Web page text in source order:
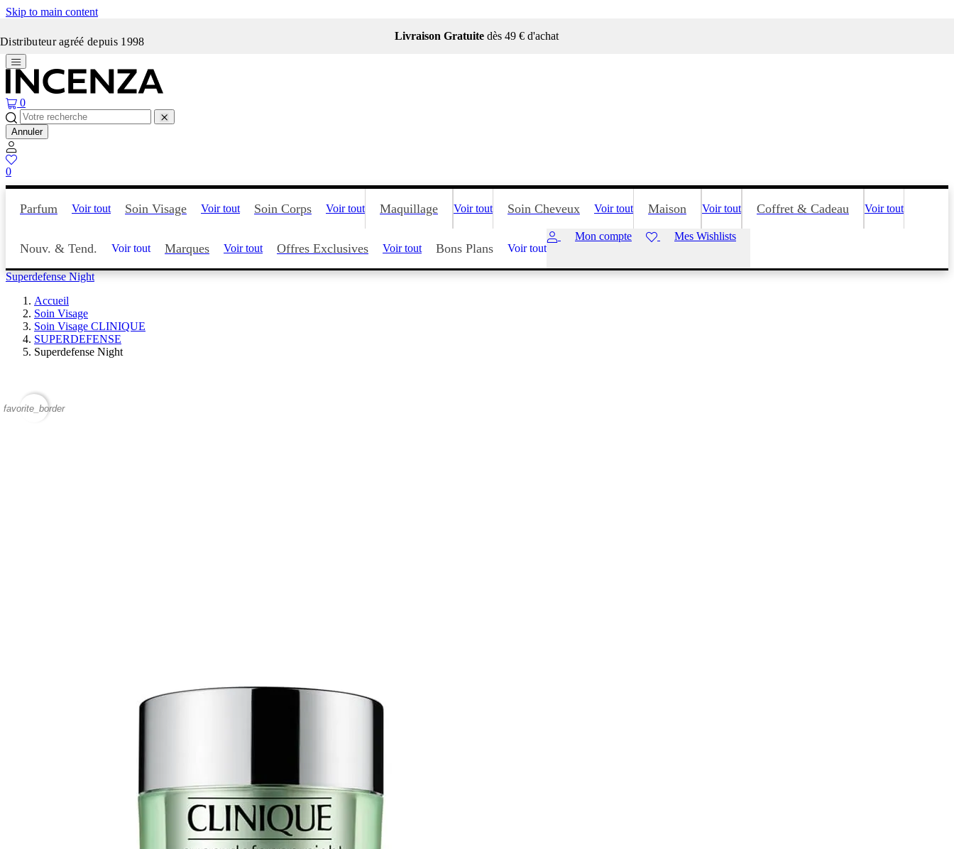
Skip to main content
Distributeur agréé depuis 1998Incenza fait peau neuve Livraison Gratuitedès 49 € d'achat
0
Annuler
0
Parfum Voir tout Soin Visage Voir tout Soin Corps Voir tout Maquillage Voir tout Soin Cheveux Voir tout Maison Voir tout Coffret & Cadeau Voir tout
Nouv. & Tend. Voir tout Marques Voir tout Offres Exclusives Voir tout Bons Plans Voir tout
Mon compte Mes Wishlists
Superdefense Night
Accueil
Soin Visage
Soin Visage CLINIQUE
SUPERDEFENSE
Superdefense Night
favorite_border